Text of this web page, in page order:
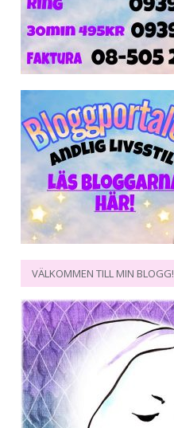
VÄLKOMMEN TILL MIN BLOGG!